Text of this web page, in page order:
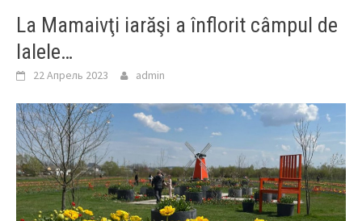
La Mamaivţi iarăşi a înflorit câmpul de
lalele…
22 Апрель 2023 admin